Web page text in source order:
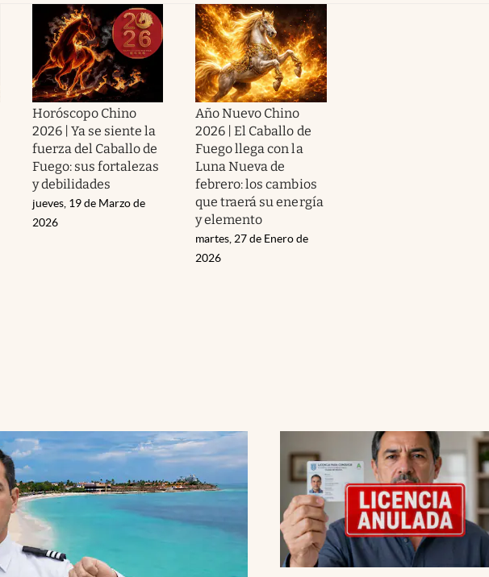
Horóscopo Chino
2026 | Ya se siente la
fuerza del Caballo de
Fuego: sus fortalezas
y debilidades
jueves, 19 de Marzo de
2026
Año Nuevo Chino
2026 | El Caballo de
Fuego llega con la
Luna Nueva de
febrero: los cambios
que traerá su energía
y elemento
martes, 27 de Enero de
2026